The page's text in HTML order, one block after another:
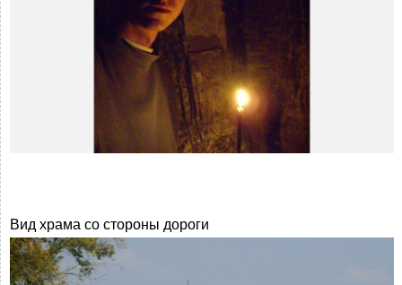
Вид храма со стороны дороги